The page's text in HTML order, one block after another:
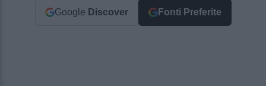
Google Discover Fonti Preferite